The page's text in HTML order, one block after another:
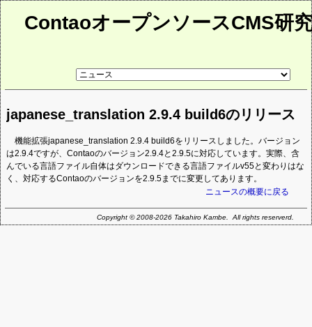
ContaoオープンソースCMS研
リ
ペ
ー
japanese_translation 2.9.4 build6のリリース
機能拡張japanese_translation 2.9.4 build6をリリースしました。バージョン
は2.9.4ですが、Contaoのバージョン2.9.4と2.9.5に対応しています。実際、含
んでいる言語ファイル自体はダウンロードできる言語ファイルv55と変わりはな
く、対応するContaoのバージョンを2.9.5までに変更してあります。
ニュースの概要に戻る
Copyright © 2008-2026 Takahiro Kambe. All rights reserverd.